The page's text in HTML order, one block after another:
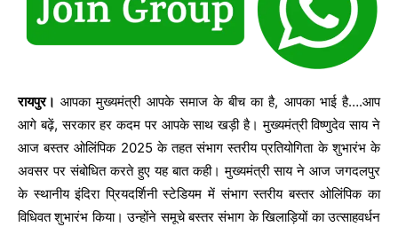
रायपुर। आपका मुख्यमंत्री आपके समाज के बीच का है, आपका भाई है….आप
आगे बढ़ें, सरकार हर कदम पर आपके साथ खड़ी है। मुख्यमंत्री विष्णुदेव साय ने
आज बस्तर ओलिंपिक 2025 के तहत संभाग स्तरीय प्रतियोगिता के शुभारंभ के
अवसर पर संबोधित करते हुए यह बात कही। मुख्यमंत्री साय ने आज जगदलपुर
के स्थानीय इंदिरा प्रियदर्शिनी स्टेडियम में संभाग स्तरीय बस्तर ओलिंपिक का
विधिवत शुभारंभ किया। उन्होंने समूचे बस्तर संभाग के खिलाड़ियों का उत्साहवर्धन